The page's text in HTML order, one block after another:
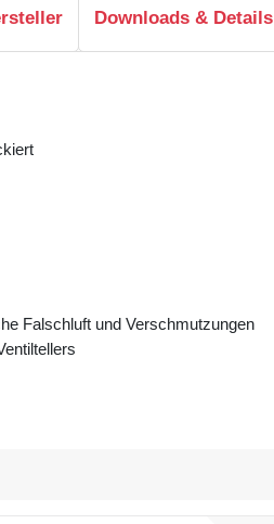
Downloads & Details
Falschluft und Verschmutzungen